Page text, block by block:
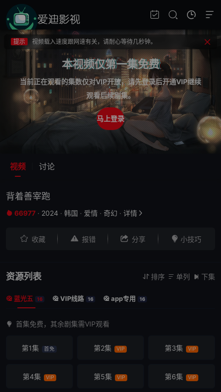
提示
提示
如果无法播放请重新刷新页面，或者切换线路。
提示
视频载入速度跟网速有关，请耐心等待几秒钟。
不要轻易相信视频中的广告，谨防上当受骗!
本视频仅第一集免费
当前正在观看的集数仅对VIP开放，请先登录后开通VIP继续
观看后续剧集。
马上登录
视频 讨论
背着善宰跑
 66977 · 2024 · 韩国 · 爱情 · 奇幻 · 详情 
 收藏  报错  分享  小技巧
资源列表  排序  单列  下集
 蓝光五 16  VIP线路 16  app专用 16
首集免费，其余剧集需VIP观看
第1集 首免 第2集 VIP 第3集 VIP
第4集 VIP 第5集 VIP 第6集 VIP